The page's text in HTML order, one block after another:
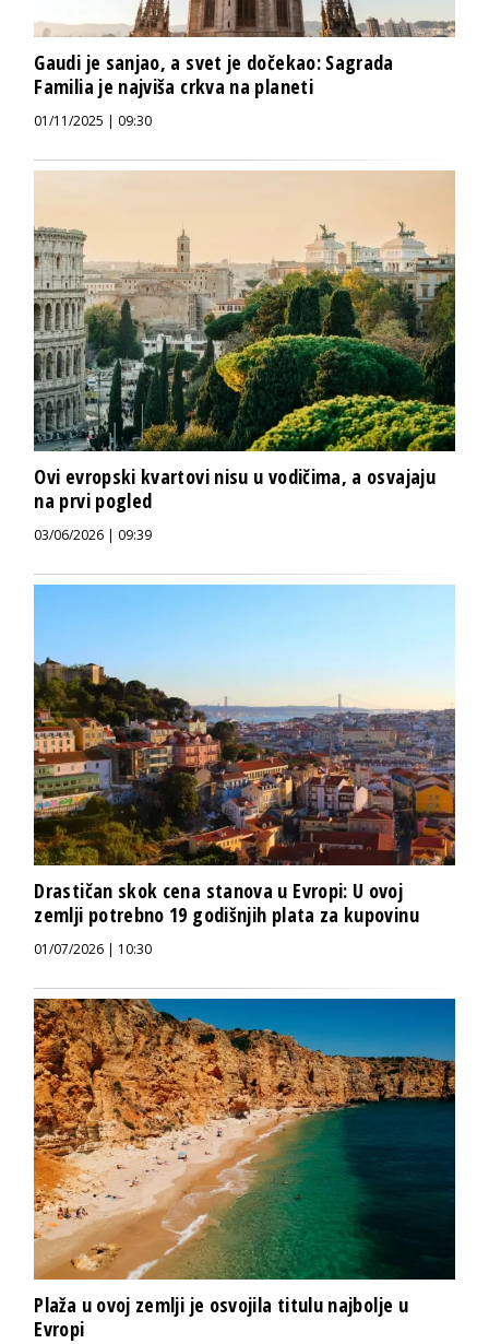
Gaudi je sanjao, a svet je dočekao: Sagrada
Familia je najviša crkva na planeti
01/11/2025 | 09:30
Ovi evropski kvartovi nisu u vodičima, a osvajaju
na prvi pogled
03/06/2026 | 09:39
Drastičan skok cena stanova u Evropi: U ovoj
zemlji potrebno 19 godišnjih plata za kupovinu
01/07/2026 | 10:30
Plaža u ovoj zemlji je osvojila titulu najbolje u
Evropi